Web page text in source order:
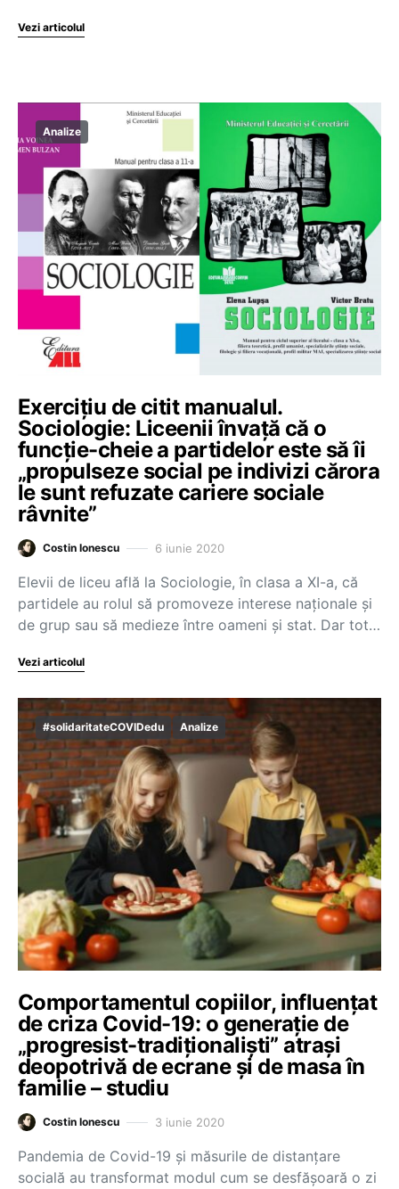
Vezi articolul
Analize
Exercițiu de citit manualul.
Sociologie: Liceenii învață că o
funcție-cheie a partidelor este să îi
„propulseze social pe indivizi cărora
le sunt refuzate cariere sociale
râvnite”
Costin Ionescu 6 iunie 2020
Elevii de liceu află la Sociologie, în clasa a XI-a, că
partidele au rolul să promoveze interese naționale și
de grup sau să medieze între oameni și stat. Dar tot…
Vezi articolul
#solidaritateCOVIDedu Analize
Comportamentul copiilor, influențat
de criza Covid-19: o generație de
„progresist-tradiționaliști” atrași
deopotrivă de ecrane și de masa în
familie – studiu
Costin Ionescu 3 iunie 2020
Pandemia de Covid-19 și măsurile de distanțare
socială au transformat modul cum se desfășoară o zi